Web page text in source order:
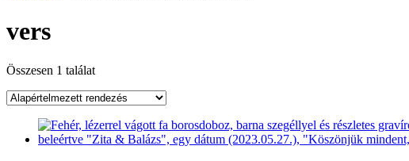
vers
Összesen 1 találat